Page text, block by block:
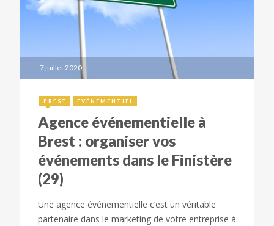
7 juillet 2020
BREST EVÉNEMENTIEL
Agence événementielle à
Brest : organiser vos
événements dans le Finistère
(29)
Une agence événementielle c’est un véritable
partenaire dans le marketing de votre entreprise à